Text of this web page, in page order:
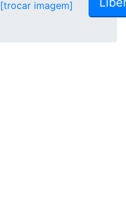
[trocar imagem]